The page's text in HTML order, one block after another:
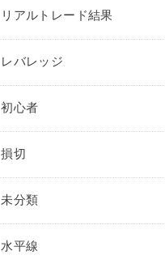
リアルトレード結果
レバレッジ
初心者
損切
未分類
水平線